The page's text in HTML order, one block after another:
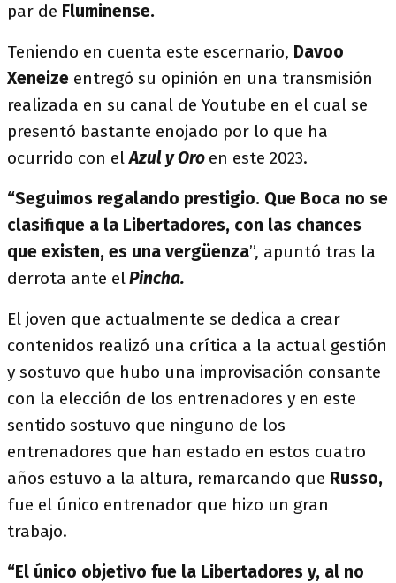
par de Fluminense.
Teniendo en cuenta este escernario, Davoo
Xeneize entregó su opinión en una transmisión
realizada en su canal de Youtube en el cual se
presentó bastante enojado por lo que ha
ocurrido con elAzul y Oro en este 2023.
“Seguimos regalando prestigio. Que Boca no se
clasifique a la Libertadores, con las chances
que existen, es una vergüenza”, apuntó tras la
derrota ante elPincha.
El joven que actualmente se dedica a crear
contenidos realizó una crítica a la actual gestión
y sostuvo que hubo una improvisación consante
con la elección de los entrenadores y en este
sentido sostuvo que ninguno de los
entrenadores que han estado en estos cuatro
años estuvo a la altura, remarcando que Russo,
fue el único entrenador que hizo un gran
trabajo.
“El único objetivo fue la Libertadores y, al no